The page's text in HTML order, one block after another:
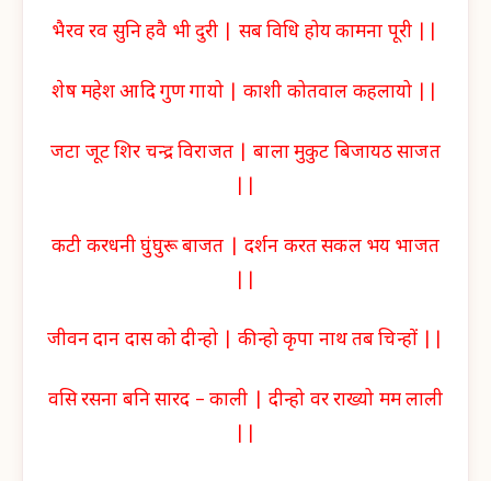
भैरव रव सुनि हवै भी दुरी | सब विधि होय कामना पूरी ||
शेष महेश आदि गुण गायो | काशी कोतवाल कहलायो ||
जटा जूट शिर चन्द्र विराजत | बाला मुकुट बिजायठ साजत
कटी करधनी घुंघुरू बाजत | दर्शन करत सकल भय भाजत
जीवन दान दास को दीन्हो | कीन्हो कृपा नाथ तब चिन्हों ||
वसि रसना बनि सारद – काली | दीन्हो वर राख्यो मम लाली